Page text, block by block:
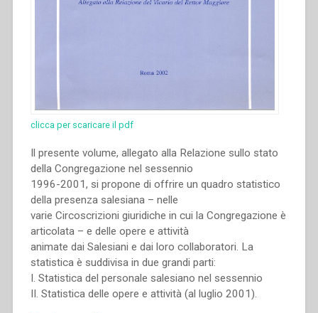
clicca per scaricare il pdf
Il presente volume, allegato alla Relazione sullo stato
della Congregazione nel sessennio
1996-2001, si propone di offrire un quadro statistico
della presenza salesiana – nelle
varie Circoscrizioni giuridiche in cui la Congregazione è
articolata – e delle opere e attività
animate dai Salesiani e dai loro collaboratori. La
statistica è suddivisa in due grandi parti:
I. Statistica del personale salesiano nel sessennio
II. Statistica delle opere e attività (al luglio 2001).